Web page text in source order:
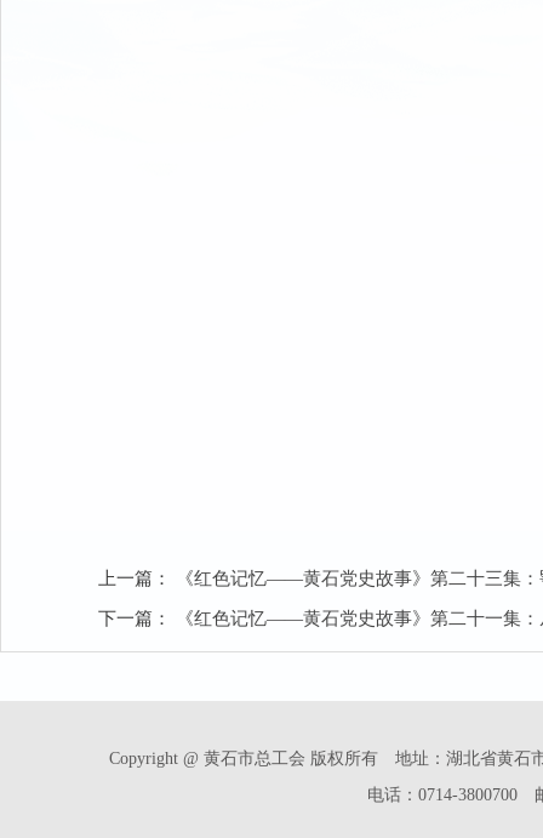
上一篇： 《红色记忆——黄石党史故事》第二十三集
下一篇： 《红色记忆——黄石党史故事》第二十一集
Copyright @ 黄石市总工会 版权所有 地址：湖北省黄
电话：0714-3800700